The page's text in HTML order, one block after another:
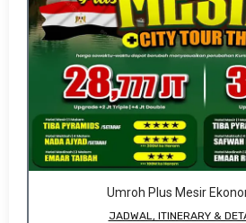
Umroh Plus Mesir
JADWAL, ITINERARY &